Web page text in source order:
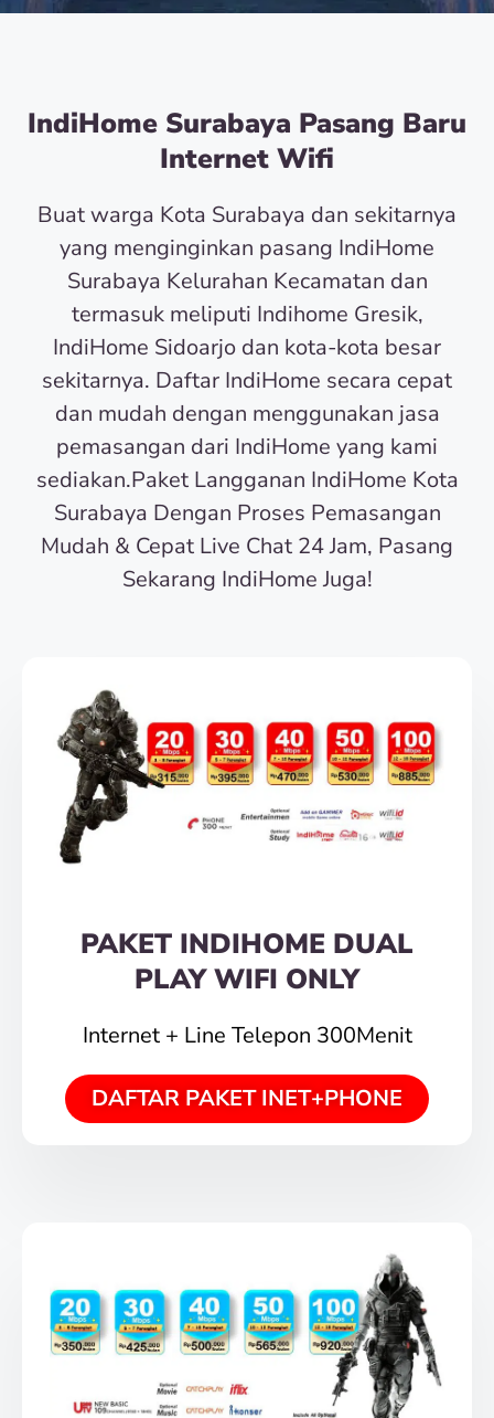
IndiHome Surabaya Pasang Baru
Internet Wifi
Buat warga Kota Surabaya dan sekitarnya
yang menginginkan pasang IndiHome
Surabaya Kelurahan Kecamatan dan
termasuk meliputi Indihome Gresik,
IndiHome Sidoarjo dan kota-kota besar
sekitarnya. Daftar IndiHome secara cepat
dan mudah dengan menggunakan jasa
pemasangan dari IndiHome yang kami
sediakan.Paket Langganan IndiHome Kota
Surabaya Dengan Proses Pemasangan
Mudah & Cepat Live Chat 24 Jam, Pasang
Sekarang IndiHome Juga!
PAKET INDIHOME DUAL
PLAY WIFI ONLY
Internet + Line Telepon 300Menit
DAFTAR PAKET INET+PHONE